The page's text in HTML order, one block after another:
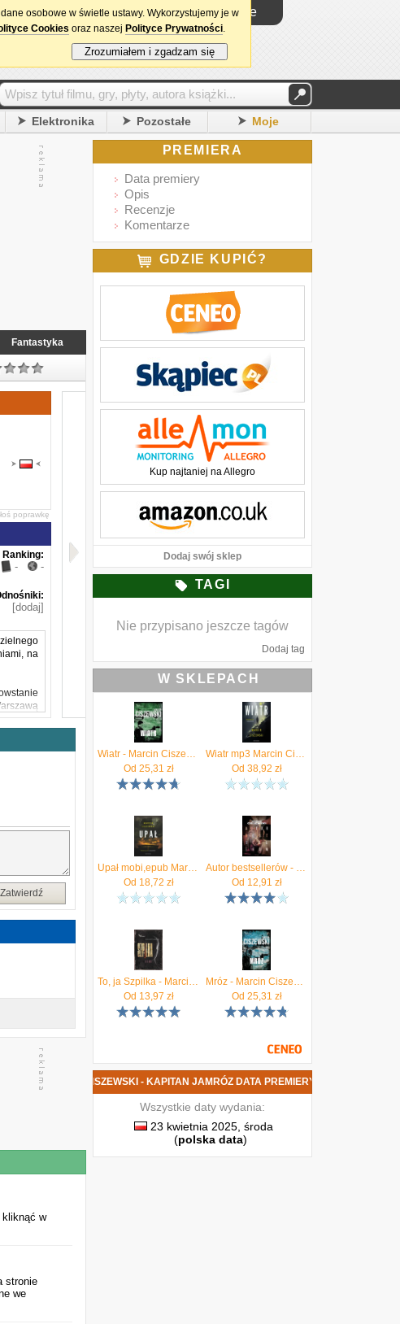
Logowanie
Elektronika Pozostałe Moje
Fantastyka
poprawkę
Ranking:
- -
[dodaj]
na
losy
Zatwierdź
kliknąć w
stronie
we
PREMIERA
Data premiery
Opis
Recenzje
Komentarze
GDZIE KUPIĆ?
Kup najtaniej na Allegro
Dodaj swój sklep
TAGI
Nie przypisano jeszcze tagów
Dodaj tag
W SKLEPACH
Wiatr - Marcin Ciszewski
Od 25,31 zł
Wiatr mp3 Marcin Ciszewski - ebook
Od 38,92 zł
Upał mobi,epub Marcin Ciszewski - ebook
Od 18,72 zł
Autor bestsellerów - Marcin Ciszewski
Od 12,91 zł
To, ja Szpilka - Marcin Ciszewski
Od 13,97 zł
Mróz - Marcin Ciszewski
Od 25,31 zł
MARCIN CISZEWSKI - KAPITAN JAMRÓZ DATA PREMIERY
Wszystkie daty wydania:
23 kwietnia 2025, środa
(polska data)
osobowe w świetle ustawy. Wykorzystujemy je w
Cookies oraz naszej Polityce Prywatności.
Zrozumiałem i zgadzam się